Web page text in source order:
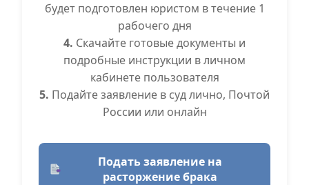
будет подготовлен юристом в течение 1
рабочего дня
4. Скачайте готовые документы и
подробные инструкции в личном
кабинете пользователя
5. Подайте заявление в суд лично, Почтой
России или онлайн
Подать заявление на
расторжение брака